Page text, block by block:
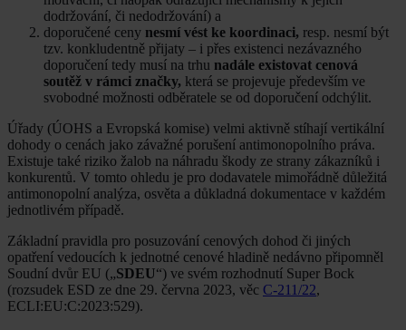
dodržování, či nedodržování) a
doporučené ceny nesmí vést ke koordinaci, resp. nesmí být
tzv. konkludentně přijaty – i přes existenci nezávazného
doporučení tedy musí na trhu nadále existovat cenová
soutěž v rámci značky, která se projevuje především ve
svobodné možnosti odběratele se od doporučení odchýlit.
Úřady (ÚOHS a Evropská komise) velmi aktivně stíhají vertikální
dohody o cenách jako závažné porušení antimonopolního práva.
Existuje také riziko žalob na náhradu škody ze strany zákazníků i
konkurentů. V tomto ohledu je pro dodavatele mimořádně důležitá
antimonopolní analýza, osvěta a důkladná dokumentace v každém
jednotlivém případě.
Základní pravidla pro posuzování cenových dohod či jiných
opatření vedoucích k jednotné cenové hladině nedávno připomněl
Soudní dvůr EU („SDEU“) ve svém rozhodnutí Super Bock
(rozsudek ESD ze dne 29. června 2023, věc C-211/22,
ECLI:EU:C:2023:529).